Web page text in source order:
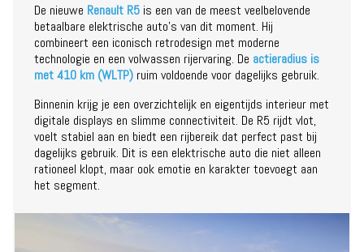
De nieuwe Renault R5 is een van de meest veelbelovende
betaalbare elektrische auto’s van dit moment. Hij
combineert een iconisch retrodesign met moderne
technologie en een volwassen rijervaring. De actieradius is
met 410 km (WLTP) ruim voldoende voor dagelijks gebruik.
Binnenin krijg je een overzichtelijk en eigentijds interieur met
digitale displays en slimme connectiviteit. De R5 rijdt vlot,
voelt stabiel aan en biedt een rijbereik dat perfect past bij
dagelijks gebruik. Dit is een elektrische auto die niet alleen
rationeel klopt, maar ook emotie en karakter toevoegt aan
het segment.